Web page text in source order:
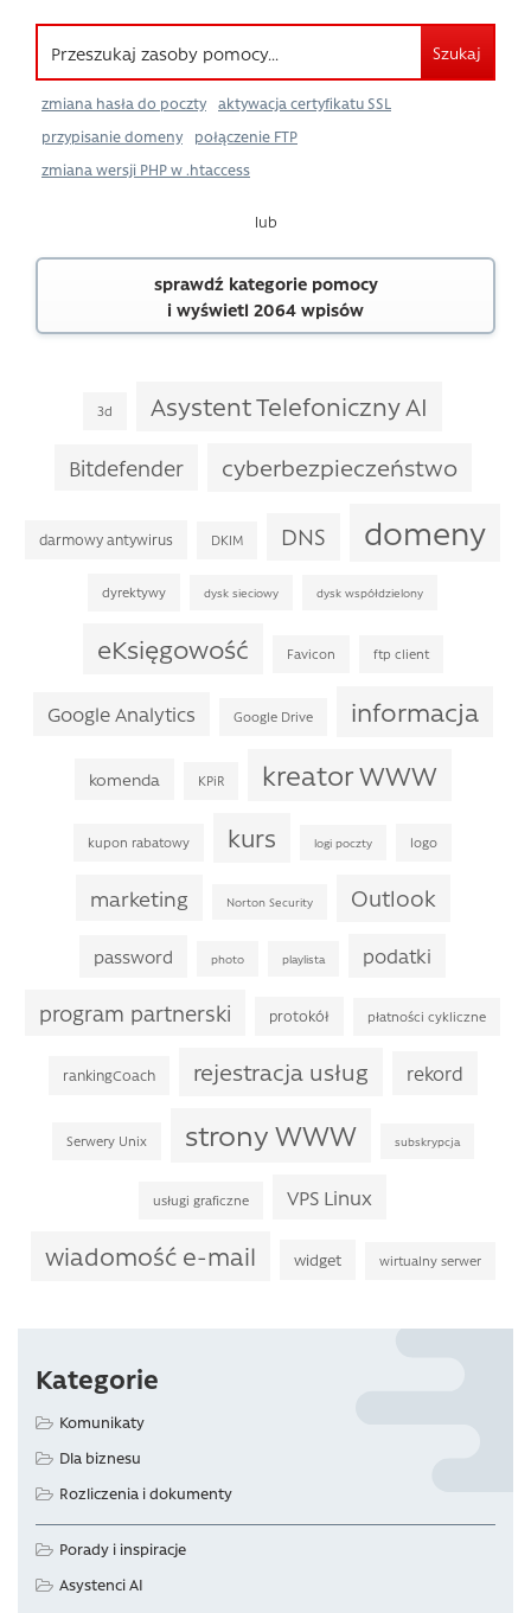
Szukaj
zmiana hasła do poczty
aktywacja certyfikatu SSL
przypisanie domeny
połączenie FTP
zmiana wersji PHP w .htaccess
lub
sprawdź kategorie pomocy
i wyświetl 2064 wpisów
3d Asystent Telefoniczny AI
Bitdefender cyberbezpieczeństwo
darmowy antywirus DKIM DNS domeny
dyrektywy dysk sieciowy dysk współdzielony
eKsięgowość Favicon ftp client
Google Analytics Google Drive informacja
komenda KPiR kreator WWW
kupon rabatowy kurs logi poczty logo
marketing Norton Security Outlook
password photo playlista podatki
program partnerski protokół płatności cykliczne
rankingCoach rejestracja usług rekord
Serwery Unix strony WWW subskrypcja
usługi graficzne VPS Linux
wiadomość e-mail widget wirtualny serwer
Kategorie
Komunikaty
Dla biznesu
Rozliczenia i dokumenty
Porady i inspiracje
Asystenci AI